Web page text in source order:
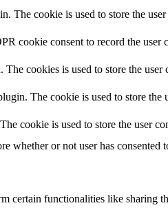
The cookie is used to store the
cookie consent to record the user
cookies is used to store the user
The cookie is used to store the
cookie is used to store the user
or not user has consented
certain functionalities like sharing